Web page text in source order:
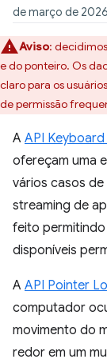
de março de 2026
Aviso:
e do ponteiro. Os
claro para os
de permissão
A API
ofereçam uma
vários casos
streaming de
feito permitindo
disponíveis
A API Pointer
computador
movimento do
redor em um